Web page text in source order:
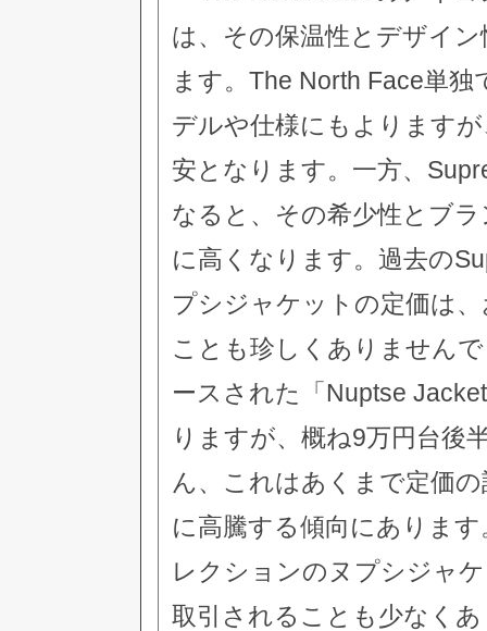
は、その保温性とデザイ
ます。The North Face単
デルや仕様にもよります
安となります。一方、
なると、その希少性とブ
に高くなります。過去の
プシジャケットの定価は
ことも珍しくありません
ースされた「Nuptse
りますが、概ね9万円台後
ん、これはあくまで定価
に高騰する傾向にありま
レクションのヌプシジャ
取引されることも少なく